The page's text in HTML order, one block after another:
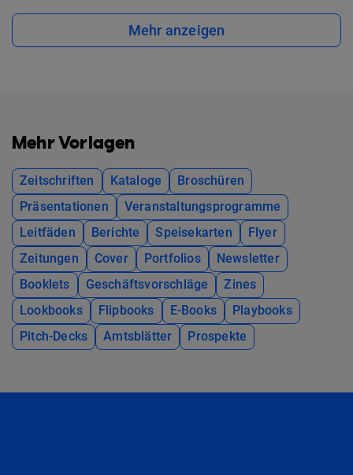
Mehr anzeigen
Mehr Vorlagen
Zeitschriften Kataloge
Broschüren
Präsentationen
Veranstaltungsprogramme
Leitfäden
Berichte Speisekarten
Flyer
Zeitungen
Cover Portfolios
Newsletter
Booklets
Geschäftsvorschläge
Zines
Lookbooks
Flipbooks E-Books
Playbooks
Pitch-Decks
Amtsblätter Prospekte